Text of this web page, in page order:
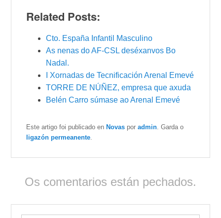
Related Posts:
Cto. España Infantil Masculino
As nenas do AF-CSL deséxanvos Bo
Nadal.
I Xornadas de Tecnificación Arenal Emevé
TORRE DE NÚÑEZ, empresa que axuda
Belén Carro súmase ao Arenal Emevé
Este artigo foi publicado en Novas poradmin . Garda o
ligazón permeanente
Os comentarios están pechados.